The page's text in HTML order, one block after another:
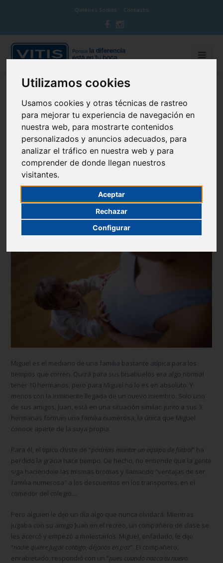
Utilizamos cookies
Usamos cookies y otras técnicas de rastreo
para mejorar tu experiencia de navegación en
nuestra web, para mostrarte contenidos
personalizados y anuncios adecuados, para
analizar el tráfico en nuestra web y para
comprender de donde llegan nuestros
visitantes.
Aceptar
Rechazar
Configurar
Quiénes Somos Contacto
BLOG CUIDA TU BOCA
Rompiendo mitos: cada embarazo
un diente
Cuidado de las encías
Miguel es el mediano de una familia bastante atípica para los
tiempos que corren. Quizá para sus bisabuelos era algo normal
tener 10 hermanos, pero para Miguel no lo es en absoluto. Y
menos con la inminente llegada de un nuevo miembro. Solo uno
de sus amigos, Juan, está en una situación similar: junto a sus 3
hermanas forman una familia numerosa, la única que Miguel
conoce aparte de la suya propia.
Para él, el típico chiste de “podríais montar un equipo de fútbol” ha
perdido la gracia hace tiempo. De hecho, no entiende que la gente
siga haciéndole las mismas bromas y llamando “ventajas de ser
familia numerosa” a los descuentos en los transportes, en el
comedor del colegio…
Pero alguien le dijo un día algo que nunca olvidará. Mientras
jugaba con su amigo Juan en el recreo, un compañero de clase se
les acercó y empezó a molestarlos. Miguel, enfadado, le dijo
“nadie quiere jugar contigo, déjanos en paz”. El compañero,
enrabietado, respondió con un “pues cuando nazca tu nuevo